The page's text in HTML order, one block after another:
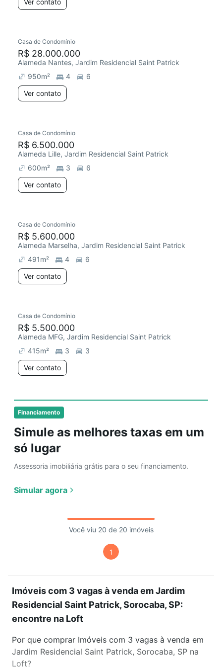
Financiamento
Simule as melhores taxas em um
só lugar
Assessoria imobiliária grátis para o seu financiamento.
Simular agora
Ver contato
Casa de Condomínio
R$ 28.000.000
Alameda Nantes, Jardim Residencial Saint Patrick
950m² 4
6
Ver contato
Casa de Condomínio
R$ 6.500.000
Alameda Lille, Jardim Residencial Saint Patrick
600m² 3
6
Ver contato
Casa de Condomínio
R$ 5.600.000
Alameda Marselha, Jardim Residencial Saint Patrick
491m² 4
6
Ver contato
Casa de Condomínio
R$ 5.500.000
Alameda MFG, Jardim Residencial Saint Patrick
415m² 3
3
Ver contato
Você viu 20 de 20 imóveis
1
Imóveis com 3 vagas à venda em Jardim
Residencial Saint Patrick, Sorocaba, SP:
encontre na Loft
Por que comprar Imóveis com 3 vagas à venda em
Jardim Residencial Saint Patrick, Sorocaba, SP na
Loft?